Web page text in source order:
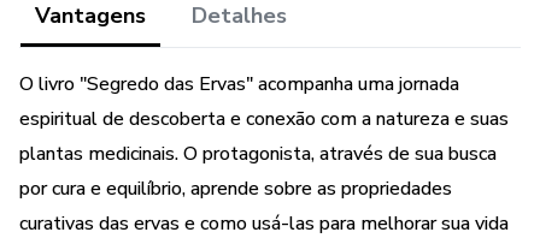
Vantagens Detalhes
O livro "Segredo das Ervas" acompanha uma jornada
espiritual de descoberta e conexão com a natureza e suas
plantas medicinais. O protagonista, através de sua busca
por cura e equilíbrio, aprende sobre as propriedades
curativas das ervas e como usá-las para melhorar sua vida